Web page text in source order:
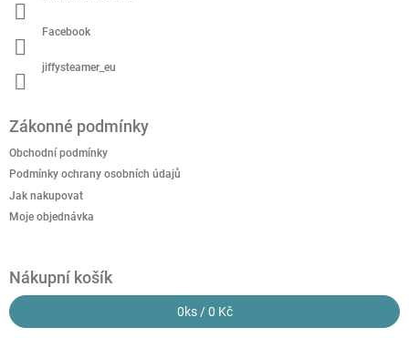
Facebook
jiffysteamer_eu
Zákonné podmínky
Obchodní podmínky
Podmínky ochrany osobních údajů
Jak nakupovat
Moje objednávka
Nákupní košík
0ks /0 Kč